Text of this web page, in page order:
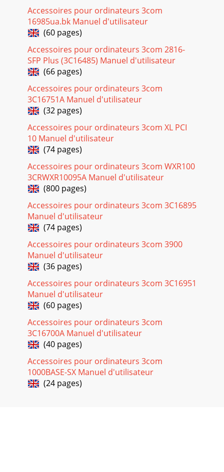
Accessoires pour ordinateurs 3com
16985ua.bk Manuel d'utilisateur
(60 pages)
Accessoires pour ordinateurs 3com 2816-
SFP Plus (3C16485) Manuel d'utilisateur
(66 pages)
Accessoires pour ordinateurs 3com
3C16751A Manuel d'utilisateur
(32 pages)
Accessoires pour ordinateurs 3com XL PCI
10 Manuel d'utilisateur
(74 pages)
Accessoires pour ordinateurs 3com WXR100
3CRWXR10095A Manuel d'utilisateur
(800 pages)
Accessoires pour ordinateurs 3com 3C16895
Manuel d'utilisateur
(74 pages)
Accessoires pour ordinateurs 3com 3900
Manuel d'utilisateur
(36 pages)
Accessoires pour ordinateurs 3com 3C16951
Manuel d'utilisateur
(60 pages)
Accessoires pour ordinateurs 3com
3C16700A Manuel d'utilisateur
(40 pages)
Accessoires pour ordinateurs 3com
1000BASE-SX Manuel d'utilisateur
(24 pages)